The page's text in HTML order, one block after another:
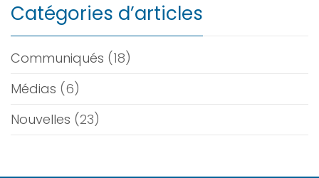
Catégories d’articles
Communiqués (18)
Médias (6)
Nouvelles (23)